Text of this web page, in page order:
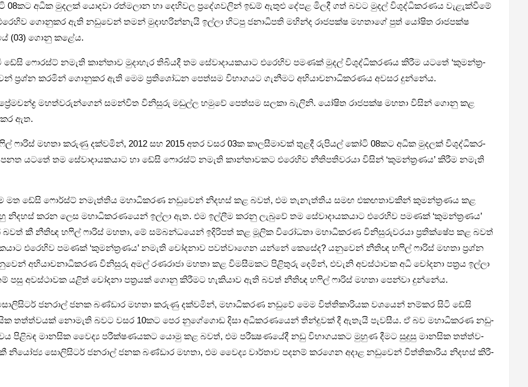
අධික මුද­ලක් යොදවා රත්ම­ලාන හා දෙහි­වල ප්‍රදේ­ශ­ව­ලින් ඉඩම් ඇතුළු දේපළ මිලදී ගත් බවට මුදල් විශු­ද්ධි­ක­ර­ණය වැළැ­ක්වීමේ
ගොනු­කර ඇති නඩු­වෙන් තමන් මුදා­හ­රි­න්නැයි ඉල්ලා හිටපු ජනා­ධි­පති මහින්ද රාජ­පක්ෂ මහ­තාගේ පුත් යෝෂිත රාජ­පක්ෂ
(03) ගොනු කළේය.
ෆොරස්ට් නමැති කාන්තාව මුදා­හැර තිබි­යදී තම සේවා­දා­ය­ක­යාට එරෙ­හිව පම­ණක් මුදල් විශු­ද්ධි­ක­ර­ණය කිරීම යටතේ ‘කුම­න්ත්‍ර­
ප්‍රශ්න කර­මින් ගොනු­කර ඇති මෙම ප්‍රති­ශෝ­ධන පෙත්සම විභා­ග­යට ගැනී­මට අභි­යා­ච­නා­ධි­ක­ර­ණය අව­සර දුන්නේය.
මහ­ත්ව­රු­න්ගෙන් සම­න්විත විනි­සුරු මඬුල්ල හමුවේ පෙත්සම සලකා බැලිනි. යෝෂිත රාජ­පක්ෂ මහතා විසින් ගොනු කළ
ඇත.
ෆාරිස් මහතා කරුණු දක්ව­මින්, 2012 සහ 2015 අතර වසර 03ක කාල­සී­මා­වක් තුළදී රුපි­යල් කෝටි 08කට අධික මුද­ලක් විශු­ද්ධි­ක­ර­
යටතේ තම සේවා­දා­ය­ක­යාට හා ඩේසි ෆොරස්ට් නමැති කාන්තා­ව­කට එරෙ­හිව නීති­ප­ති­ව­රයා විසින් ‘කුම­න්ත්‍ර­ණය’ කිරීම නමැති
මත ඩේසි ෆොර්ස්ට් නමැ­ත්තිය මහා­ධි­ක­රණ නඩු­වෙන් නිද­හස් කළ බවත්, එම තැනැ­ත්තිය සමඟ එක­ඟ­තා­ව­කින් කුම­න්ත්‍ර­ණය කළ
නිද­හස් කරන ලෙස මහා­ධි­ක­ර­ණ­යෙන් ඉල්ලා ඇත. එම ඉල්ලීම කරනු ලැබුවේ තම සේවා­දා­ය­ක­යාට එරෙ­හිව පම­ණක් ‘කුම­න්ත්‍ර­ණය’
කී නීතිඥ හෆිල් ෆාරිස් මහතා, මේ සම්බ­න්ධ­යෙන් ඉදි­රි­පත් කළ මූලික විරෝ­ධතා මහා­ධි­ක­රණ විනි­සු­රු­ව­රයා ප්‍රති­ක්ෂේප කළ බවත්
එරෙ­හිව පම­ණක් ‘කුම­න්ත්‍ර­ණය’ නමැති චෝද­නාව පව­ත්වා­ගෙන යන්නේ කෙසේද? යනු­වෙන් නීතිඥ හෆිල් ෆාරිස් මහතා ප්‍රශ්න
අභි­යා­ච­නා­ධි­ක­රණ විනි­සුරු අමල් රණ­රාජා මහතා කළ විම­සී­ම­කට පිළි­තුරු දෙමින්, එවැනි අව­ස්ථා­වක අධි චෝදනා පත්‍රය ඉල්ලා
පසු අව­ස්ථා­වක යළිත් චෝදනා පත්‍ර­යක් ගොනු කිරී­මට හැකි­යාව ඇති බවත් නීතිඥ හෆිල් ෆාරිස් මහතා පෙන්වා දුන්නේය.
ජන­රාල් ජනක බණ්ඩාර මහතා කරුණු දක්ව­මින්, මහා­ධි­ක­රණ නඩුවේ මෙම විත්ති­කා­රි­යක වශ­යෙන් නම්කර සිටි ඩේසි
තත්ත්ව­යක් නොමැති බවට වසර 10කට පෙර නුගේ­ගොඩ දිසා අධි­ක­ර­ණ­යෙන් තීන්දු­වක් දී ඇතැයි පැව­සීය. ඒ බව මහා­ධි­ක­රණ නඩු­
පිළි­බඳ මාන­සික වෛද්‍ය පරී­ක්ෂ­ණ­ය­කට යොමු කළ බවත්, එම පරී­ක්‍ෂ­ණ­යේදී නඩු විභා­ග­ය­කට මුහුණ දීමට සුදුසු මාන­සික තත්ත්ව­
නියෝජ්‍ය සොලි­සි­ටර් ජන­රාල් ජනක බණ්ඩාර මහතා, එම වෛද්‍ය වාර්තාව පද­නම් කර­ගෙන අදාළ නඩු­වෙන් විත්ති­කා­රිය නිද­හස් කිරී­